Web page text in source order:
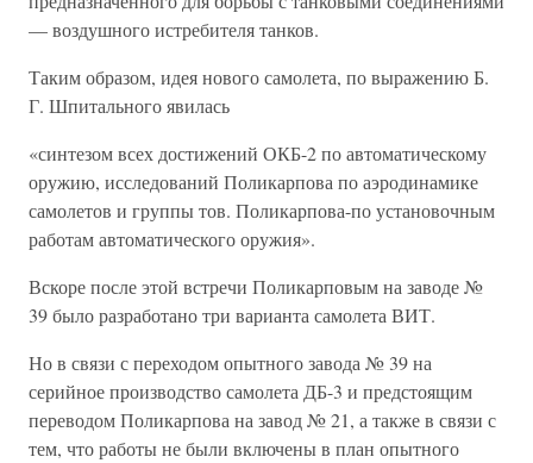
— воздушного истребителя танков.
Таким образом, идея нового самолета, по выражению Б.
Г. Шпитального явилась
«синтезом всех достижений ОКБ-2 по автоматическому
оружию, исследований Поликарпова по аэродинамике
самолетов и группы тов. Поликарпова-по установочным
работам автоматического оружия».
Вскоре после этой встречи Поликарповым на заводе №
39 было разработано три варианта самолета ВИТ.
Но в связи с переходом опытного завода № 39 на
серийное производство самолета ДБ-3 и предстоящим
переводом Поликарпова на завод № 21, а также в связи с
тем, что работы не были включены в план опытного